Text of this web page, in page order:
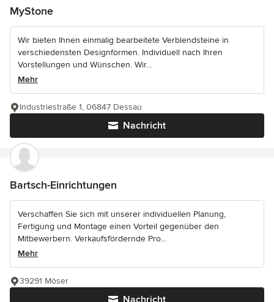
MyStone
Wir bieten Ihnen einmalig bearbeitete Verblendsteine in
verschiedensten Designformen. Individuell nach Ihren
Vorstellungen und Wünschen. Wir...
Mehr
Nachricht
Industriestraße 1, 06847 Dessau
Bartsch-Einrichtungen
Verschaffen Sie sich mit unserer individuellen Planung,
Fertigung und Montage einen Vorteil gegenüber den
Mitbewerbern. Verkaufsfördernde Pro...
Mehr
39291 Möser